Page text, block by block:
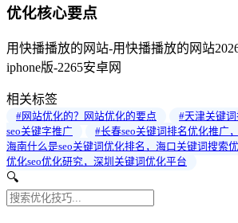
优化核心要点
用快播播放的网站-用快播播放的网站
iphone版-2265安卓网
相关标签
#网站优化的？网站优化的要点
#天津关键
seo关键字推广
#长春seo关键词排名优化推广
海南什么是seo关键词优化排名，海口关键词搜索
优化seo优化研究，深圳关键词优化平台
🔍